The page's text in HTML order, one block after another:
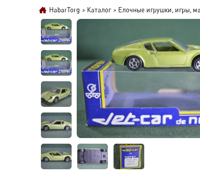
HabarTorg > Каталог > Елочные игрушки, игры,